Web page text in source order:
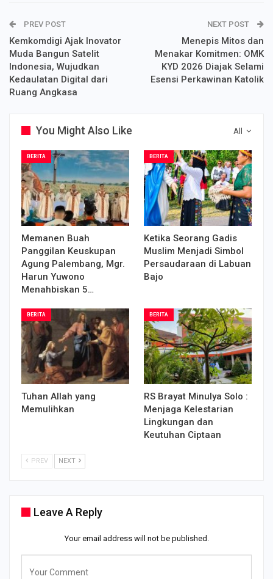
PREV POST
Kemkomdigi Ajak Inovator
Muda Bangun Satelit
Indonesia, Wujudkan
Kedaulatan Digital dari
Ruang Angkasa
NEXT POST
Menepis Mitos dan
Menakar Komitmen: OMK
KYD 2026 Diajak Selami
Esensi Perkawinan Katolik
All
You Might Also Like
BERITA
Memanen Buah
Panggilan Keuskupan
Agung Palembang, Mgr.
Harun Yuwono
Menahbiskan 5…
BERITA
Ketika Seorang Gadis
Muslim Menjadi Simbol
Persaudaraan di Labuan
Bajo
BERITA
Tuhan Allah yang
Memulihkan
BERITA
RS Brayat Minulya Solo :
Menjaga Kelestarian
Lingkungan dan
Keutuhan Ciptaan
PREV NEXT
Leave A Reply
Your email address will not be published.